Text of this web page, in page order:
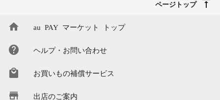
ページトップ
au PAY マーケット トップ
ヘルプ・お問い合わせ
お買いもの補償サービス
出店のご案内